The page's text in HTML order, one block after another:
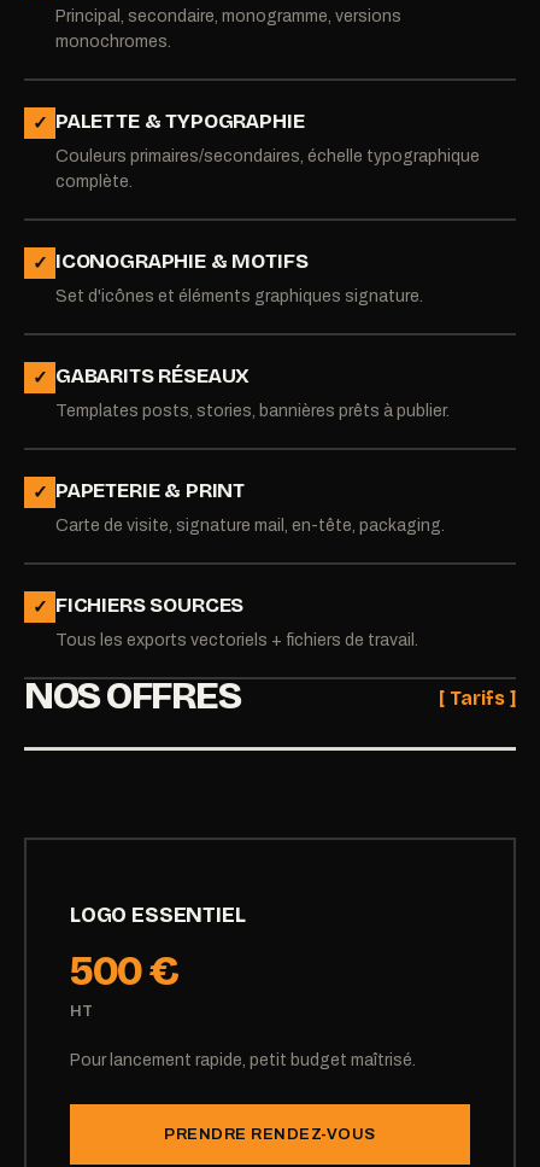
Principal, secondaire, monogramme, versions
monochromes.
✓ PALETTE & TYPOGRAPHIE
Couleurs primaires/secondaires, échelle typographique
complète.
✓ ICONOGRAPHIE & MOTIFS
Set d'icônes et éléments graphiques signature.
✓ GABARITS RÉSEAUX
Templates posts, stories, bannières prêts à publier.
✓ PAPETERIE & PRINT
Carte de visite, signature mail, en-tête, packaging.
✓ FICHIERS SOURCES
Tous les exports vectoriels + fichiers de travail.
NOS OFFRES [ Tarifs ]
LOGO ESSENTIEL
500 €
HT
Pour lancement rapide, petit budget maîtrisé.
PRENDRE RENDEZ-VOUS